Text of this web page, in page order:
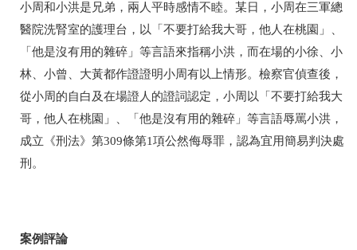
小周和小洪是兄弟，兩人平時感情不睦。某日，小周在三軍總
醫院洗腎室的護理台，以「不要打給我大哥，他人在桃園」、
「他是沒有用的雜碎」等言語來指稱小洪，而在場的小徐、小
林、小曾、大黃都作證證明小周有以上情形。檢察官偵查後，
從小周的自白及在場證人的證詞認定，小周以「不要打給我大
哥，他人在桃園」、「他是沒有用的雜碎」等言語辱罵小洪，
成立《刑法》第309條第1項公然侮辱罪，認為宜用簡易判決處
刑。
案例評論